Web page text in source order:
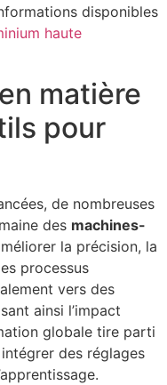
disponibles
haute
matière
pour
de nombreuses
des machines-
la précision, la
processus
vers des
ainsi l’impact
globale tire parti
des réglages